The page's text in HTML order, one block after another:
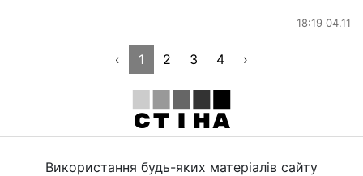
18:19 04.11
‹ 1 2 3 4 ›
Використання будь-яких матеріалів сайту